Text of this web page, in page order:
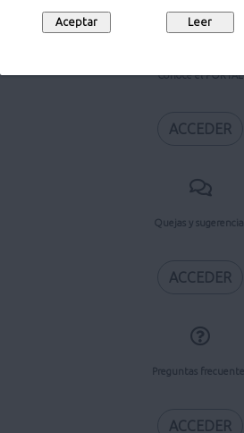
Conoce el PORTAL
ACCEDER
Quejas y
ACCEDER
Preguntas
ACCEDER